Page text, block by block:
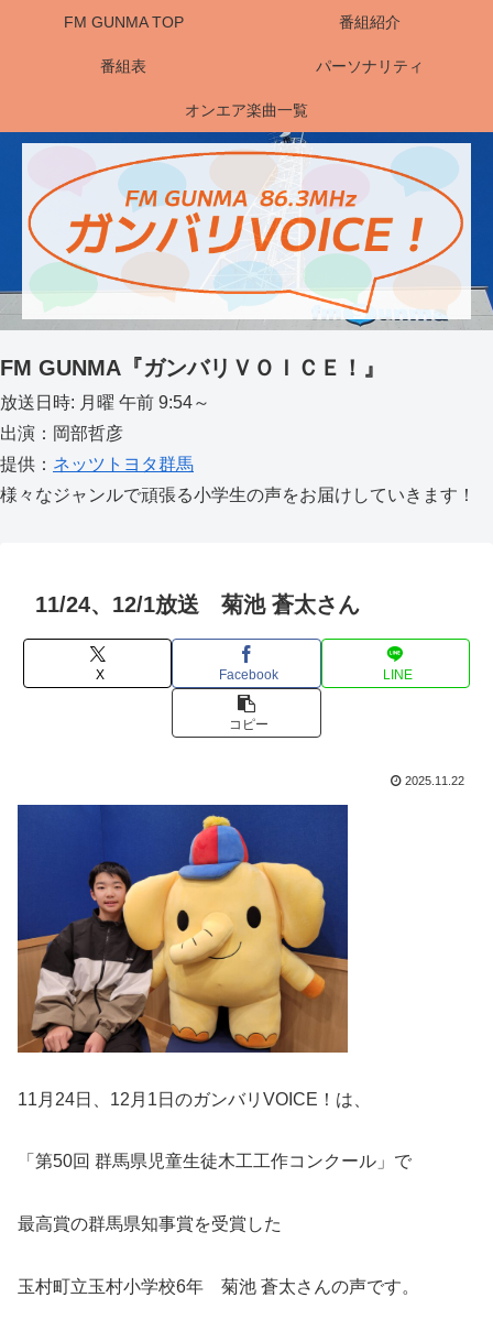
FM GUNMA TOP 番組紹介
番組表 パーソナリティ
オンエア楽曲一覧
FM GUNMA『ガンバリＶＯＩＣＥ！』
放送日時: 月曜 午前 9:54～
出演：岡部哲彦
提供： ネッツトヨタ群馬
様々なジャンルで頑張る小学生の声をお届けしていきます！
11/24、12/1放送 菊池 蒼太さん
X Facebook LINE
コピー
2025.11.22
11月24日、12月1日のガンバリVOICE！は、
「第50回 群馬県児童生徒木工工作コンクール」で
最高賞の群馬県知事賞を受賞した
玉村町立玉村小学校6年 菊池 蒼太さんの声です。